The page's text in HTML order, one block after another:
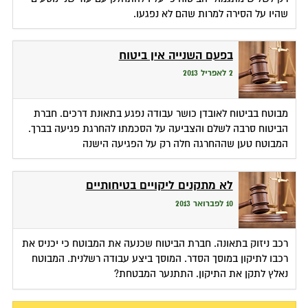
שהיו על הסירה למרות שהם לא נפגעו.
בפעם השנייה אין ביטוח
2 לאפריל 2013
מבוטח בביטוח לאובדן כושר עבודה נפגע בתאונת דרכים. חברת
הביטוח סרבה לשלם והצביעה על הסכמתו להחרגת פגיעה בברך.
המבוטח טען שההחרגה חלה רק על הפגיעה הישנה
לא מתקנים ליקויים בטיחותיים
10 לפברואר 2013
רכב ניזוק בתאונה. חברת הביטוח שכנעה את המבוטח כי יכניס את
רכבו לתיקון במוסך הסדר. המוסך ביצע עבודה רשלנית. המבוטח
נאלץ לתקן את התיקון. התתנער המבטחת?